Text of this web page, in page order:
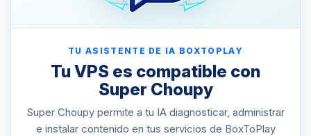
TU ASISTENTE DE IA BOXTOPLAY
Tu VPS es compatible con
Super Choupy
Super Choupy permite a tu IA diagnosticar, administrar
e instalar contenido en tus servicios de BoxToPlay